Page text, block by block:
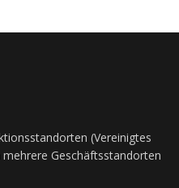
(Vereinigtes
Geschäftsstandorten